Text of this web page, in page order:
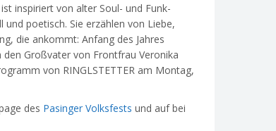
inspiriert von alter Soul- und Funk-
poetisch. Sie erzählen von Liebe,
die ankommt: Anfang des Jahres
Großvater von Frontfrau Veronika
von RINGLSTETTER am Montag,
des Pasinger Volksfests und auf bei